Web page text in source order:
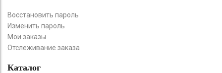
Восстановить пароль
Изменить пароль
Мои заказы
Отслеживание заказа
Каталог